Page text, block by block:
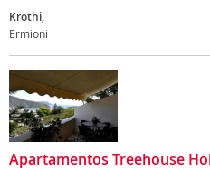
Krothi,
Ermioni
Apartamentos Treehouse